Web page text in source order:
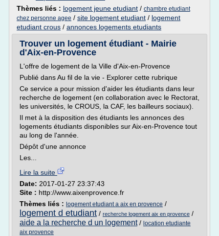
Thèmes liés : logement jeune etudiant / chambre etudiant
chez personne agee / site logement etudiant / logement
etudiant crous / annonces logements etudiants
Trouver un logement étudiant - Mairie
d'Aix-en-Provence
L'offre de logement de la Ville d'Aix-en-Provence
Publié dans Au fil de la vie - Explorer cette rubrique
Ce service a pour mission d'aider les étudiants dans leur
recherche de logement (en collaboration avec le Rectorat,
les universités, le CROUS, la CAF, les bailleurs sociaux).
Il met à la disposition des étudiants les annonces des
logements étudiants disponibles sur Aix-en-Provence tout
au long de l'année.
Dépôt d'une annonce
Les...
Lire la suite
Date: 2017-01-27 23:37:43
Site : http://www.aixenprovence.fr
Thèmes liés : logement etudiant a aix en provence /
logement d etudiant / recherche logement aix en provence /
aide a la recherche d un logement/ location etudiante
aix provence